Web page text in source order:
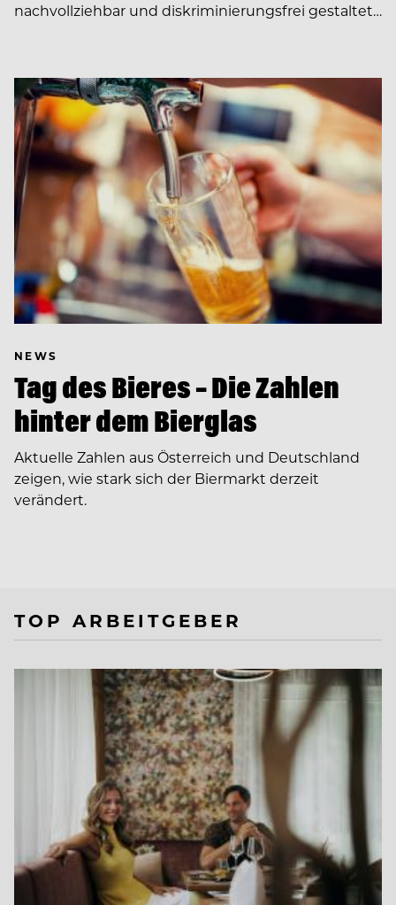
nachvollziehbar und diskriminierungsfrei gestaltet…
NEWS
Tag des Bieres – Die Zahlen
hinter dem Bierglas
Aktuelle Zahlen aus Österreich und Deutschland
zeigen, wie stark sich der Biermarkt derzeit
verändert.
TOP ARBEITGEBER